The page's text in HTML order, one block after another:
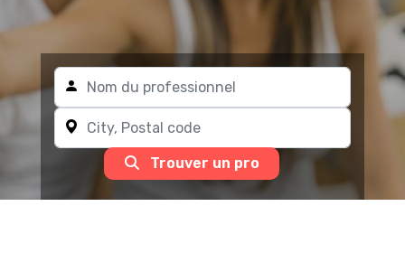
Trouver un pro